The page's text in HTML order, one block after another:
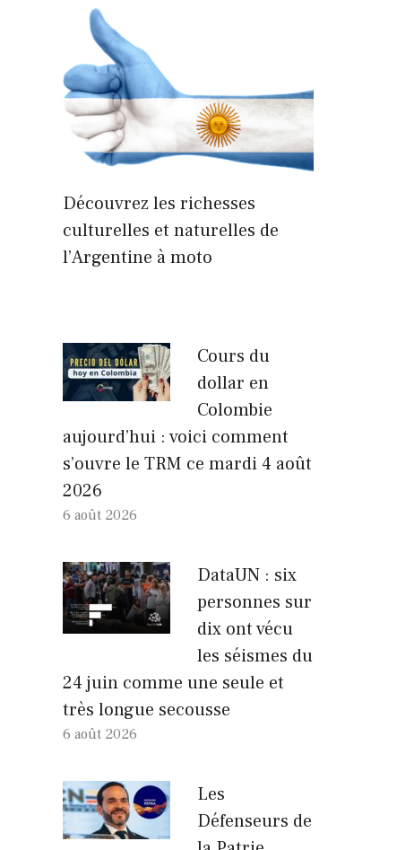
Découvrez les richesses
culturelles et naturelles de
l’Argentine à moto
Cours du
dollar en
Colombie
aujourd’hui : voici comment
s’ouvre le TRM ce mardi 4 août
2026
6 août 2026
DataUN : six
personnes sur
dix ont vécu
les séismes du
24 juin comme une seule et
très longue secousse
6 août 2026
Les
Défenseurs de